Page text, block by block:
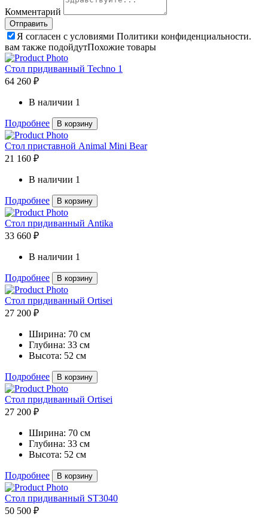
Комментарий
Я согласен с условиями Политики конфиденциальности.
вам также подойдутПохожие товары
Стол придиванный Techno 1
64 260 ₽
В наличии 1
Подробнее В корзину
Стол приставной Animal Mini Bear
21 160 ₽
В наличии 1
Подробнее В корзину
Стол придиванный Antika
33 660 ₽
В наличии 1
Подробнее В корзину
Стол придиванный Ortisei
27 200 ₽
Ширина: 70 см
Глубина: 33 см
Высота: 52 см
Подробнее В корзину
Стол придиванный Ortisei
27 200 ₽
Ширина: 70 см
Глубина: 33 см
Высота: 52 см
Подробнее В корзину
Стол придиванный ST3040
50 500 ₽